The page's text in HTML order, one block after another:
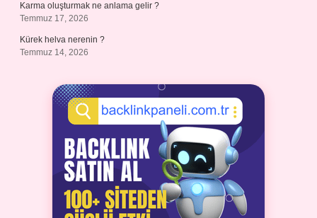
Karma oluşturmak ne anlama gelir ?
Temmuz 17, 2026
Kürek helva nerenin ?
Temmuz 14, 2026